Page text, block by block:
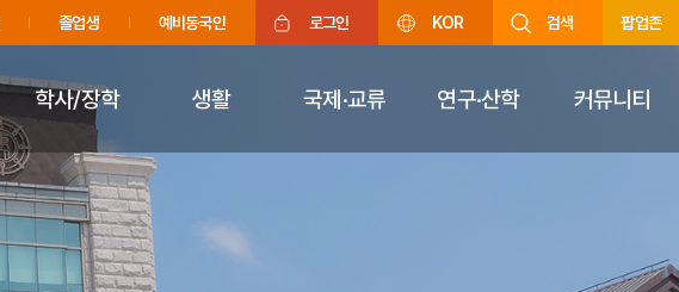
졸업생 예비동국인 로그인 KOR 검색 팝업존
학사/장학 생활 국제·교류 연구·산학 커뮤니티